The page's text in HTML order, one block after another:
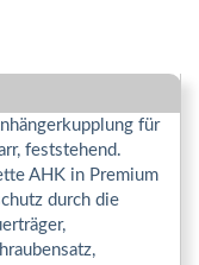
für
feststehend.
AHK in Premium
durch die